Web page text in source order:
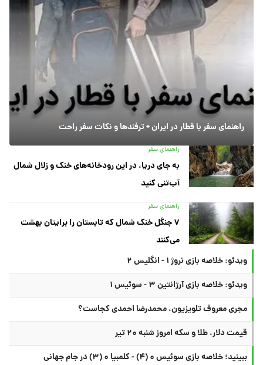
راهنمای سفر با قطار در ایران + ترفندها و نکات سفر راحت
راهنمای سفر
به جای دریا، در این رودخانه‌های خنک و زلال شمال
آب‌تنی کنید
راهنمای سفر
۷ جنگل خنک شمال که تابستان را برایتان بهشت
می‌کنند
ویدئو: خلاصه بازی نروژ ۱ - انگلیس ۲
ویدئو: خلاصه بازی آرژانتین ۳ - سوئیس ۱
مجری معروف تلویزیون، محمدرضا احمدی کجاست؟
قیمت دلار، طلا و سکه امروز شنبه ۲۰ تیر
ببینید؛ خلاصه بازی سوئیس ۰ (۴) - کلمبیا ۰ (۳) در جام جهانی